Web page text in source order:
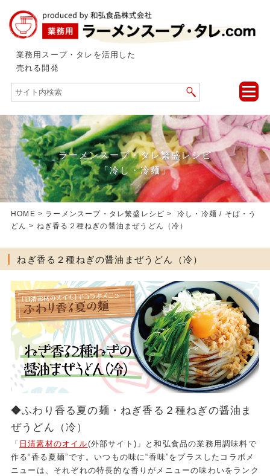
業務用スープ・タレを活用した
売れる開発
toggle
ラーメンスープ・タレ繁盛レシピ
「冷し・冷麺」
HOME > ラーメンスープ・タレ繁盛レシピ >冷し・冷麺 / そば・う
どん > ねぎ香る２種ねぎの醤油まぜうどん（冷）
ねぎ香る２種ねぎの醤油まぜうどん（冷）
◆ふわり香る夏の麺・ねぎ香る２種ねぎの醤油ま
ぜうどん（冷）
「 日清素材のオイル(外部サイト)」と和弘食品の業務用調味料で
作る“香る夏麺”です。いつもの味に“香味”をプラスしたコラボメ
ニューは、それぞれの特長的な香りがメニューの味わいをランク